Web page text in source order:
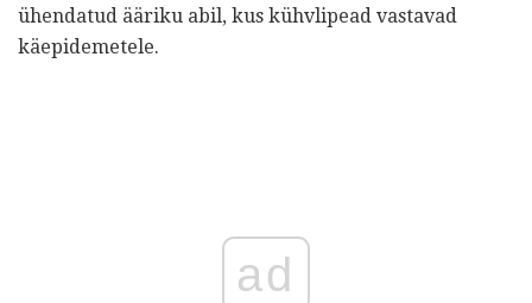
ühendatud ääriku abil, kus kühvlipead vastavad
käepidemetele.
ad